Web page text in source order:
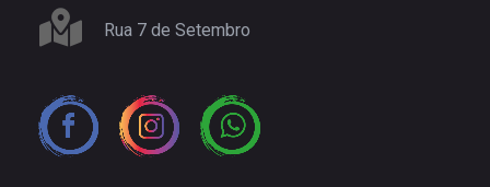
Rua 7 de Setembro